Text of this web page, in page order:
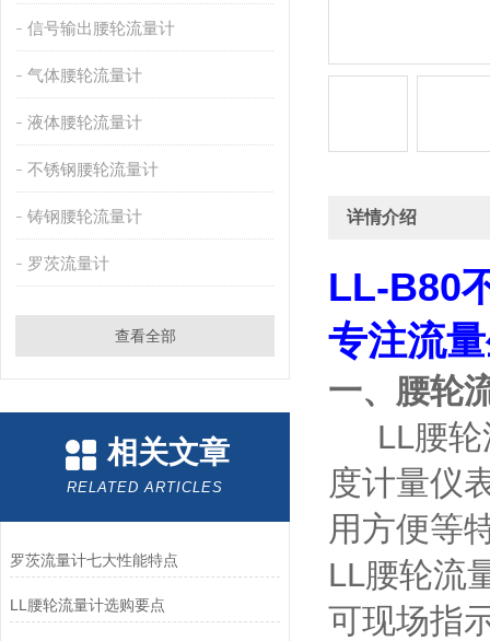
信号输出腰轮流量计
气体腰轮流量计
液体腰轮流量计
不锈钢腰轮流量计
铸钢腰轮流量计
罗茨流量计
查看全部
相关文章
RELATED ARTICLES
罗茨流量计七大性能特点
LL腰轮流量计选购要点
详情介绍
LL-B80
专注流
一、腰轮
LL腰轮
度计量仪
用方便等
LL腰轮流
可现场指